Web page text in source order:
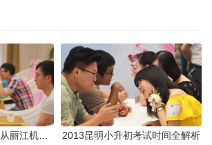
2013昆明小升初考试时间全解析